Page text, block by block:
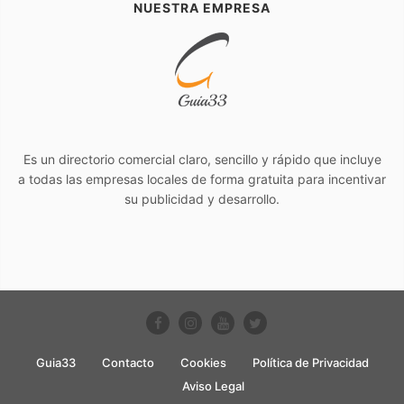
NUESTRA EMPRESA
Es un directorio comercial claro, sencillo y rápido que incluye
a todas las empresas locales de forma gratuita para incentivar
su publicidad y desarrollo.
Guia33 Contacto Cookies
Política de Privacidad
Aviso Legal